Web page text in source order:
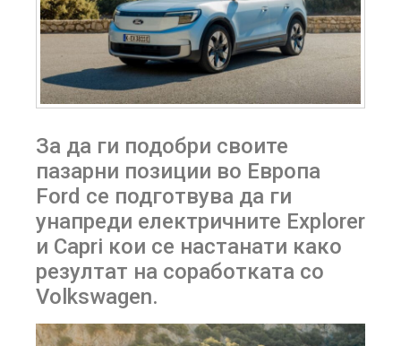
За да ги подобри своите
пазарни позиции во Европа
Ford се подготвува да ги
унапреди електричните Explorer
и Capri кои се настанати како
резултат на соработката со
Volkswagen.